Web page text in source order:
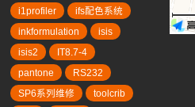
i1profiler
ifs配色系统
inkformulation
isis
isis2
IT8.7-4
pantone
RS232
SP6系列维修
toolcrib